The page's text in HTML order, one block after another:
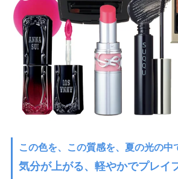
この色を、この質感を、夏の光の中
気分が上がる、軽やかでプレイ